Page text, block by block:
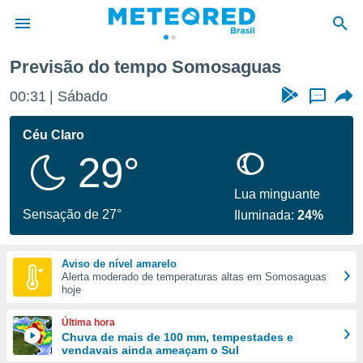
da
fornecidas
a este
das
e
forma
digital
Previsão do tempo Somosaguas
00:31 Sábado ...
Céu Claro
29°
Sensação de 27°
Lua minguante
Iluminada:24%
Aviso de nível amarelo
Alerta moderado de temperaturas altas em Somosaguas
hoje
Última hora
Chuva de mais de 100 mm, tempestades e
vendavais ainda ameaçam o Sul